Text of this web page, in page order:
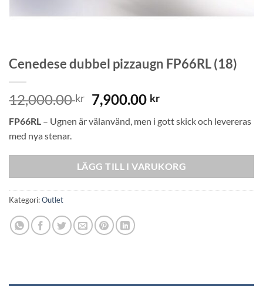
Cenedese dubbel pizzaugn FP66RL (18)
12,000.00kr Det
ursprungliga
priset
12,000.00 kr.
7,900.00 krDet
priset
7,900.00 kr.
FP66RL – Ugnen är välanvänd, men i gott skick och levereras
med nya stenar.
LÄGG TILL I VARUKORG
Kategori:Outlet